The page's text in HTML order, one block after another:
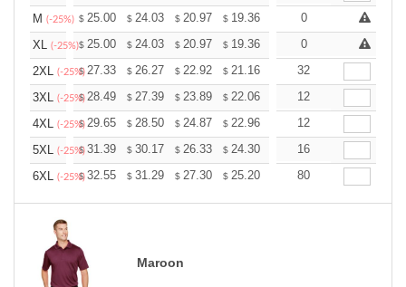
M (-25%) $ 25.00 $ 24.03 $ 20.97 $ 19.36 18.39
0
XL (-25%)$ 25.00 $ 24.03 $ 20.97 $ 19.36 18.39
0
2XL (-25%)
$27.33 $ 26.27 $ 22.92 $ 21.16 20.10
32
3XL (-25%)
$28.49 $ 27.39 $ 23.89 $ 22.06 20.95
12
4XL (-25%)
$29.65 $ 28.50 $ 24.87 $ 22.96 21.81
12
5XL (-25%)
$31.39 $ 30.17 $ 26.33 $ 24.30 23.08
16
6XL (-25%)
$32.55 $ 31.29 $ 27.30 $ 25.20 23.94
80
Maroon